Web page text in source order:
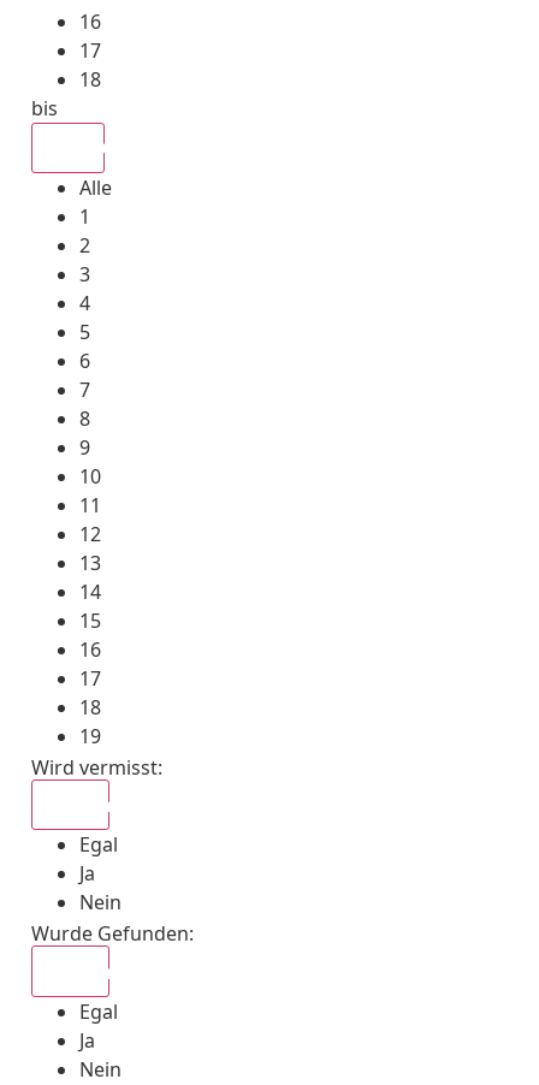
16
17
18
bis
Alle
1
2
3
4
5
6
7
8
9
10
11
12
13
14
15
16
17
18
19
Wird vermisst:
Egal
Ja
Nein
Wurde Gefunden:
Egal
Ja
Nein